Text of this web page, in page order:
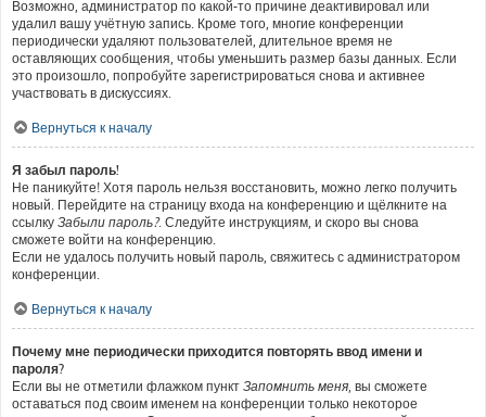
Возможно, администратор по какой-то причине деактивировал или
удалил вашу учётную запись. Кроме того, многие конференции
периодически удаляют пользователей, длительное время не
оставляющих сообщения, чтобы уменьшить размер базы данных. Если
это произошло, попробуйте зарегистрироваться снова и активнее
участвовать в дискуссиях.
Вернуться к началу
Я забыл пароль!
Не паникуйте! Хотя пароль нельзя восстановить, можно легко получить
новый. Перейдите на страницу входа на конференцию и щёлкните на
ссылку Забыли пароль?. Следуйте инструкциям, и скоро вы снова
сможете войти на конференцию.
Если не удалось получить новый пароль, свяжитесь с администратором
конференции.
Вернуться к началу
Почему мне периодически приходится повторять ввод имени и
пароля?
Если вы не отметили флажком пункт Запомнить меня, вы сможете
оставаться под своим именем на конференции только некоторое